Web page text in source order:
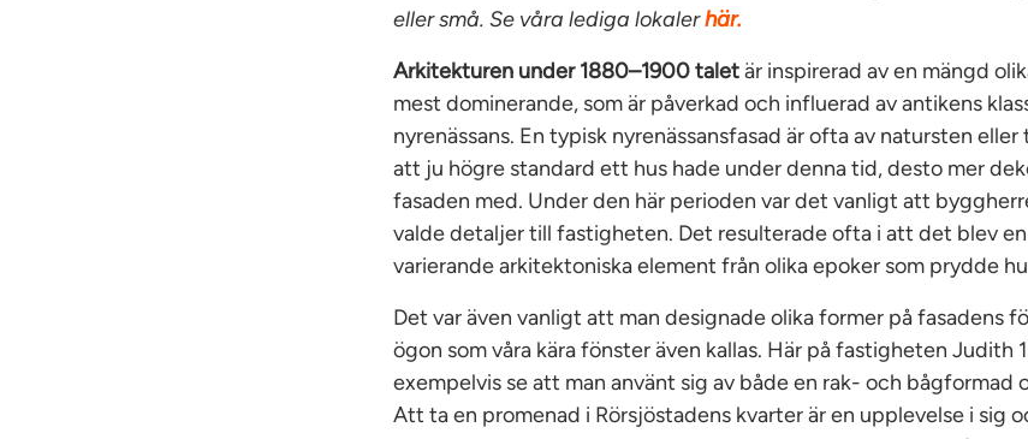
eller små. Se våra lediga lokalerhär.
Arkitekturen under 1880–1900 taletär inspirerad av en mängd
mest dominerande, som är påverkad och influerad av antikens
nyrenässans. En typisk nyrenässansfasad är ofta av natursten
att ju högre standard ett hus hade under denna tid, desto mer
fasaden med. Under den här perioden var det vanligt att
valde detaljer till fastigheten. Det resulterade ofta i att det blev
varierande arkitektoniska element från olika epoker som prydde
Det var även vanligt att man designade olika former på fasadens
ögon som våra kära fönster även kallas. Här på fastigheten Judith
exempelvis se att man använt sig av både en rak- och bågformad
Att ta en promenad i Rörsjöstadens kvarter är en upplevelse i sig